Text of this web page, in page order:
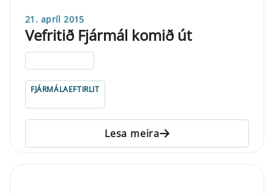
21. apríl 2015
Vefritið Fjármál komið út
FJÁRMÁLAEFTIRLIT
Lesa meira